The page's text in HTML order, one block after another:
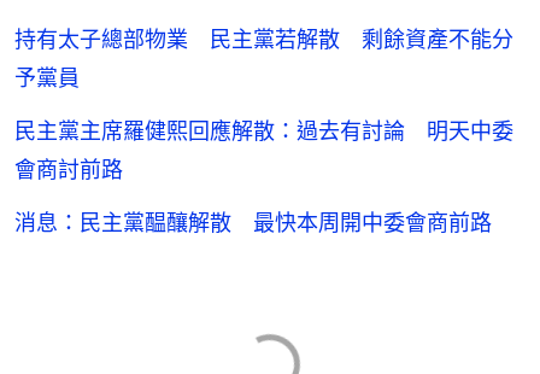
持有太子總部物業 民主黨若解散 剩餘資產不能分
予黨員
民主黨主席羅健熙回應解散：過去有討論 明天中委
會商討前路
消息：民主黨醖釀解散 最快本周開中委會商前路